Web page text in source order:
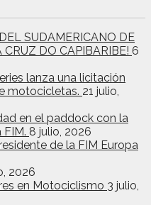
SUDAMERICANO DE
DO CAPIBARIBE! 6
lanza una licitación
motocicletas. 21 julio,
en el paddock con la
8 julio, 2026
de la FIM Europa
2026
en Motociclismo 3 julio,